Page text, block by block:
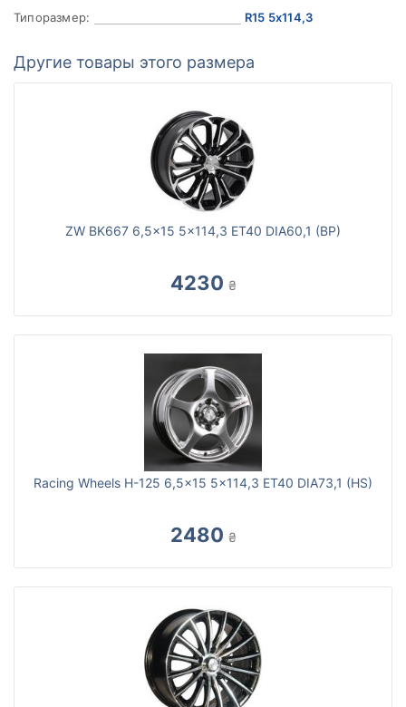
Типоразмер:
R15 5x114,3
Другие товары этого размера
ZW BK667 6,5x15 5x114,3 ET40 DIA60,1 (BP)
4230 ₴
Racing Wheels H-125 6,5x15 5x114,3 ET40 DIA73,1 (HS)
2480 ₴